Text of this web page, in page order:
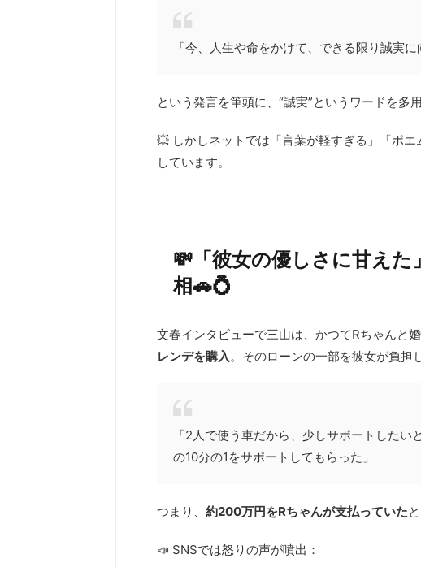
「今、人生や命をかけて、できる限り誠実に
という発言を筆頭に、“誠実”というワードを多
💥 しかしネットでは「言葉が軽すぎる」「ポ
しています。
💸「彼女の優しさに甘え
相🚗💍
文春インタビューで三山は、かつてRちゃんと婚
レンデを購入。そのローンの一部を彼女が負担
「2人で使う車だから、少しサポートした
の10分の1をサポートしてもらった」
つまり、 約200万円をRちゃんが支払っていた
📣 SNSでは怒りの声が噴出：